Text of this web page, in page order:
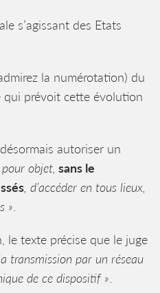
s’agissant des Etats
la numérotation) du
qui prévoit cette évolution
autoriser un
objet, sans le
, d’accéder en tous lieux,
»
le texte précise que le juge
transmission par un réseau
de ce dispositif »